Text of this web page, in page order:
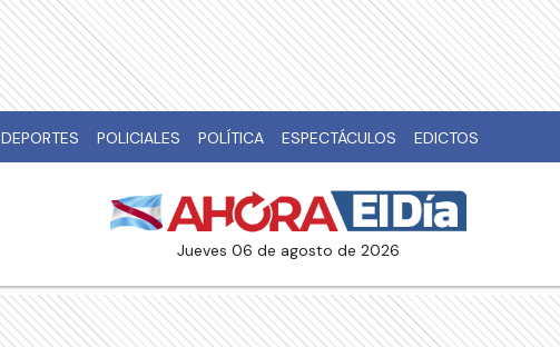
DEPORTES POLICIALES POLÍTICA ESPECTÁCULOS EDICTOS
jueves 06 de agosto de 2026